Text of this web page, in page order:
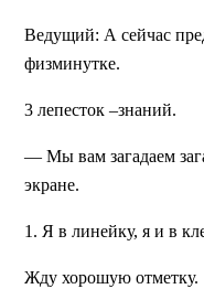
Ведущий: А сейчас
физминутке.
3 лепесток –знаний.
— Мы вам загадаем
экране.
1. Я в линейку, я и в
Жду хорошую отметку.